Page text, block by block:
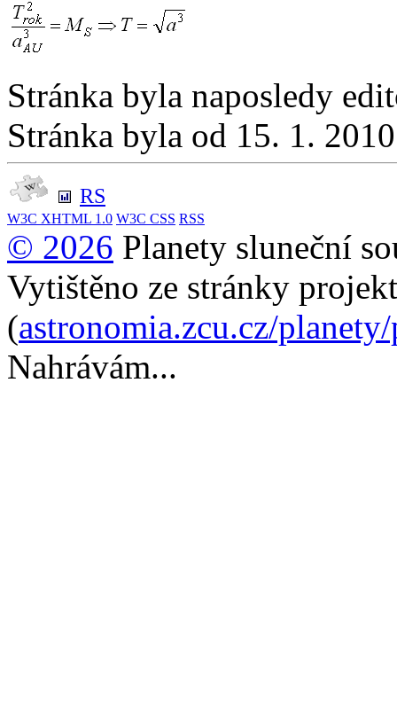
Stránka byla naposledy
Stránka byla od 15. 1.
RS
W3C XHTML 1.0 W3C CSS RSS
© 2026 Planety sluneční
Vytištěno ze stránky
(astronomia.zcu.cz/
Nahrávám...